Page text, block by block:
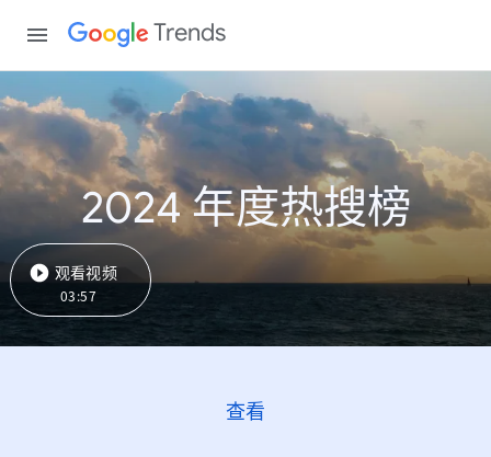
Trends
2024 年度热搜榜
观看视频
03:57
查看